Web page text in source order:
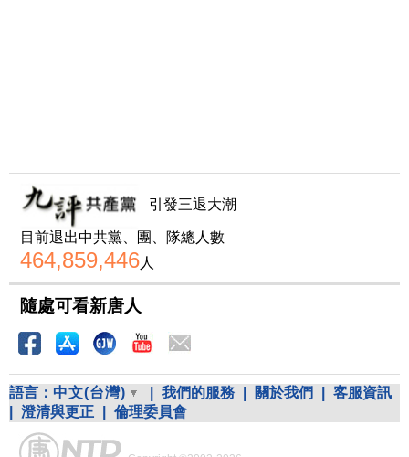
引發三退大潮
目前退出中共黨、團、隊總人數
464,859,446人
隨處可看新唐人
語言： 中文(台灣) 我們的服務 關於我們
客服資訊
澄清與更正 倫理委員會